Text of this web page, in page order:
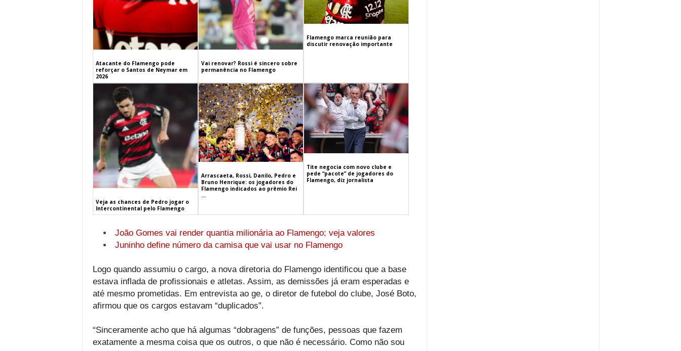
Atacante do Flamengo pode
reforçar o Santos de Neymar em
2026
Vai renovar? Rossi é sincero sobre
permanência no Flamengo
Flamengo marca reunião para
discutir renovação importante
Veja as chances de Pedro jogar o
Intercontinental pelo Flamengo
Arrascaeta, Rossi, Danilo, Pedro e
Bruno Henrique: os jogadores do
Flamengo indicados ao prêmio Rei
...
Tite negocia com novo clube e
pede “pacote” de jogadores do
Flamengo, diz jornalista
João Gomes vai render quantia milionária ao Flamengo; veja valores
Juninho define número da camisa que vai usar no Flamengo
Logo quando assumiu o cargo, a nova diretoria do Flamengo identificou que a base
estava inflada de profissionais e atletas. Assim, as demissões já eram esperadas e
até mesmo prometidas. Em entrevista ao ge, o diretor de futebol do clube, José Boto,
afirmou que os cargos estavam “duplicados”.
“Sinceramente acho que há algumas “dobragens” de funções, pessoas que fazem
exatamente a mesma coisa que os outros, o que não é necessário. Como não sou